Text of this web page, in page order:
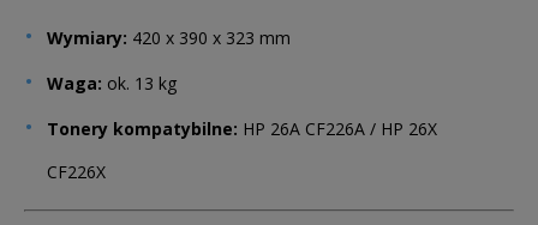
Wymiary: 420 x 390 x 323 mm
Waga: ok. 13 kg
Tonery kompatybilne: HP 26A CF226A / HP 26X
CF226X